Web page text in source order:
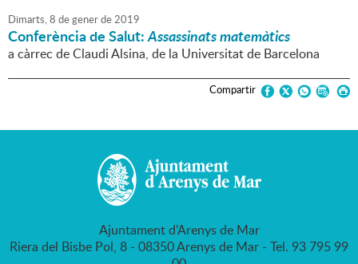
Dimarts,8 degenerde2019
Conferència de Salut:Assassinats matemàtics
a càrrec de Claudi Alsina, de la Universitat de Barcelona
Compartir
Ajuntament d'Arenys de Mar
Riera del Bisbe Pol, 8 - 08350 Arenys de Mar - Tel. 93 795 99